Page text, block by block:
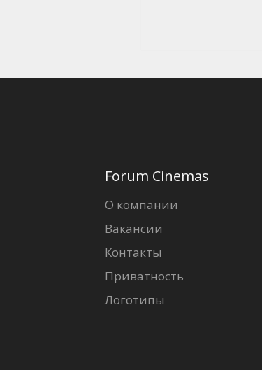
Forum Cinemas
О компании
Вакансии
Контакты
Приватность
Логотипы